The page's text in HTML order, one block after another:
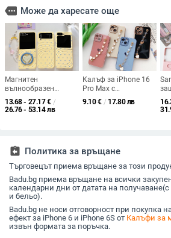
more Може да харесате още
Магнитен
вълнообразен
минималистичен
калъф със звезден
13.68 - 27.17€ /
26.76 - 53.14 лв
Калъф за iPhone 16
Pro Max с
електроплатиран
страничен ръб и
9.10€ / 17.80 лв
assignment_return Политика за връщане
Търговецът приема връщане за този
Badu.bg приема връщане на всички
календарни дни от датата на
и бельо).
Badu.bg не носи отговорност при покупка
ефект за iPhone 6 и iPhone 6S от Калъфи за
извън формата за поръчка.